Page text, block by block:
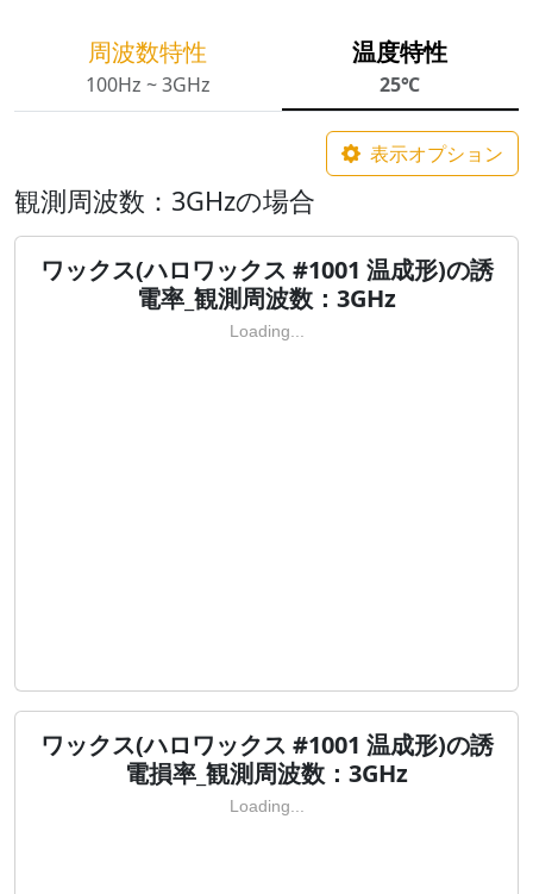
周波数特性
100Hz ~ 3GHz
温度特性
25℃
表示オプション
観測周波数：3GHzの場合
ワックス(ハロワックス #1001 温成形)の誘
電率_観測周波数：3GHz
Loading...
ワックス(ハロワックス #1001 温成形)の誘
電損率_観測周波数：3GHz
Loading...